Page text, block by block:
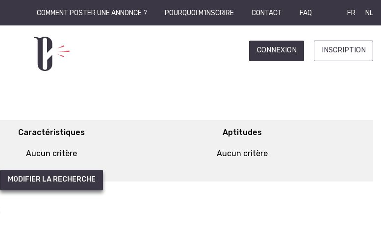
COMMENT POSTER UNE ANNONCE ? POURQUOI M'INSCRIRE CONTACT FAQ FR NL
CONNEXION INSCRIPTION
Caractéristiques
Aucun critère
Aptitudes
Aucun critère
MODIFIER LA RECHERCHE